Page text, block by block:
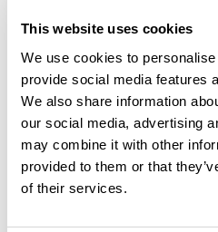
This website uses cookies
We use cookies to
provide social media features
We also share information
our social media, advertising
may combine it with other
provided to them or that
of their services.
Ajouter
Découvrez ce parcours de vélo